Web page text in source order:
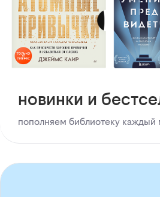
новинки и
пополняем библиотеку каждый